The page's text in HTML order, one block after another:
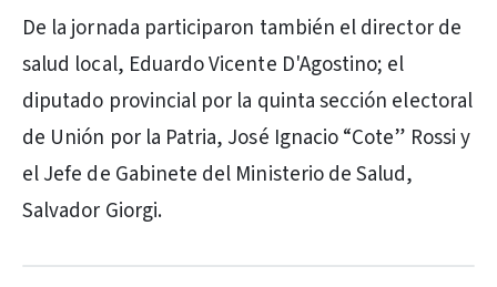
De la jornada participaron también el director de
salud local, Eduardo Vicente D'Agostino; el
diputado provincial por la quinta sección electoral
de Unión por la Patria, José Ignacio “Cote” Rossi y
el Jefe de Gabinete del Ministerio de Salud,
Salvador Giorgi.